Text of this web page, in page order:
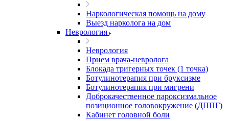
Наркологическая помощь на дому
Выезд нарколога на дом
Неврология
Неврология
Прием врача-невролога
Блокада тригерных точек (1 точка)
Ботулинотерапия при бруксизме
Ботулинотерапия при мигрени
Доброкачественное пароксизмальное
позиционное головокружение (ДППГ)
Кабинет головной боли